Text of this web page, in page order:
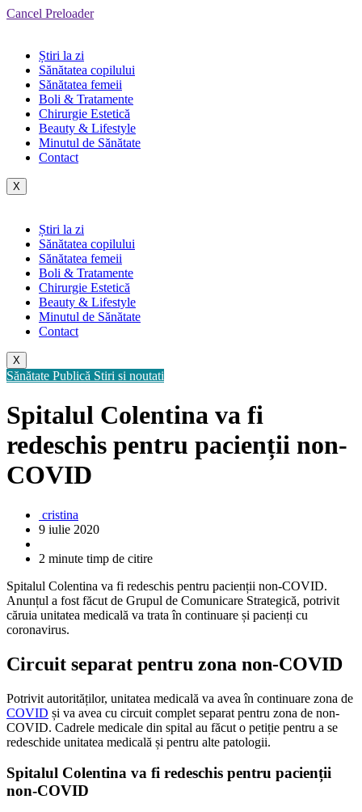
Cancel Preloader
Știri la zi
Sănătatea copilului
Sănătatea femeii
Boli & Tratamente
Chirurgie Estetică
Beauty & Lifestyle
Minutul de Sănătate
Contact
X
Știri la zi
Sănătatea copilului
Sănătatea femeii
Boli & Tratamente
Chirurgie Estetică
Beauty & Lifestyle
Minutul de Sănătate
Contact
X
Sănătate Publică Stiri si noutati
Spitalul Colentina va fi
redeschis pentru pacienții non-
COVID
cristina
9 iulie 2020
2 minute timp de citire
Spitalul Colentina va fi redeschis pentru pacienții non-COVID.
Anunțul a fost făcut de Grupul de Comunicare Strategică, potrivit
căruia unitatea medicală va trata în continuare și pacienți cu
coronavirus.
Circuit separat pentru zona non-COVID
Potrivit autorităților, unitatea medicală va avea în continuare zona de
COVID și va avea cu circuit complet separat pentru zona de non-
COVID. Cadrele medicale din spital au făcut o petiție pentru a se
redeschide unitatea medicală și pentru alte patologii.
Spitalul Colentina va fi redeschis pentru pacienții
non-COVID